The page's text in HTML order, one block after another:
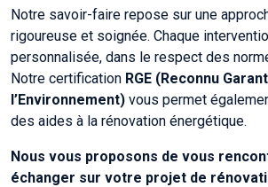
Notre savoir-faire repose sur une
rigoureuse et soignée. Chaque
personnalisée, dans le respect des
Notre certification RGE (Reconnu
l’Environnement) vous permet
des aides à la rénovation énergétique.
Nous vous proposons de vous
échanger sur votre projet de